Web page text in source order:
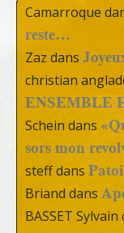
Camarroque
reste…
Zaz dans
christian
ENSEMBLE
Schein dans
sors mon
steffdans
Briand dans
BASSET Sylvain